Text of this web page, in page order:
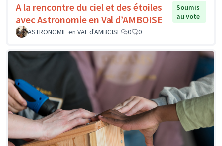
A la rencontre du ciel et des étoiles
avec Astronomie en Val d’AMBOISE
Soumis
au vote
ASTRONOMIE en VAL d'AMBOISE
0 0